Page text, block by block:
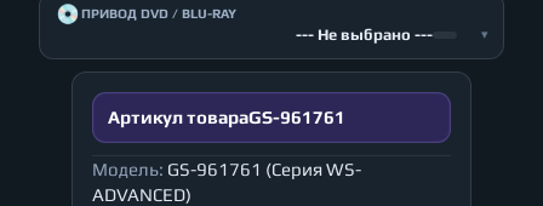
💿ПРИВОД DVD / BLU-RAY
--- Не выбрано --- ▾
Артикул товараGS-961761
Модель: GS-961761 (Серия WS-
ADVANCED)